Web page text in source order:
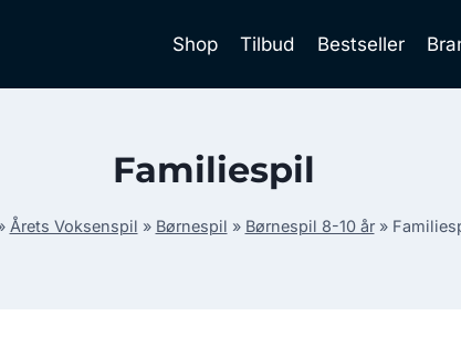
Shop Tilbud Bestseller
Familiespil
Årets Voksenspil » Børnespil » Børnespil 8-10 år»